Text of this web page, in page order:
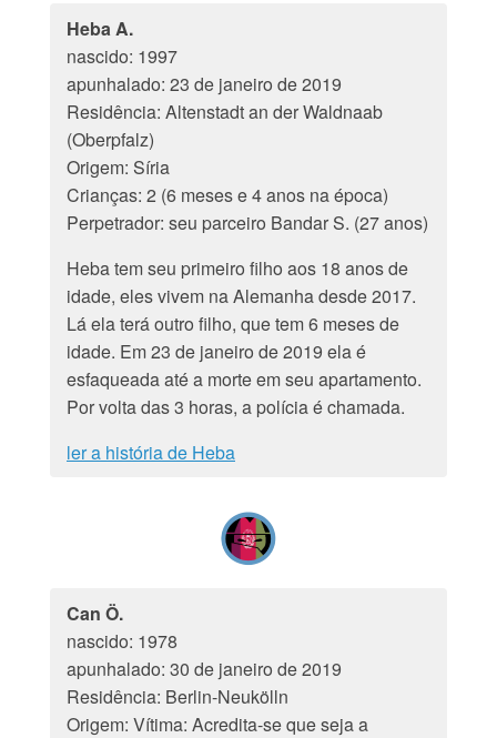
Heba A.
nascido: 1997
apunhalado: 23 de janeiro de 2019
Residência: Altenstadt an der Waldnaab
(Oberpfalz)
Origem: Síria
Crianças: 2 (6 meses e 4 anos na época)
Perpetrador: seu parceiro Bandar S. (27 anos)
Heba tem seu primeiro filho aos 18 anos de
idade, eles vivem na Alemanha desde 2017.
Lá ela terá outro filho, que tem 6 meses de
idade. Em 23 de janeiro de 2019 ela é
esfaqueada até a morte em seu apartamento.
Por volta das 3 horas, a polícia é chamada.
ler a história de Heba
Can Ö.
nascido: 1978
apunhalado: 30 de janeiro de 2019
Residência: Berlin-Neukölln
Origem: Vítima: Acredita-se que seja a